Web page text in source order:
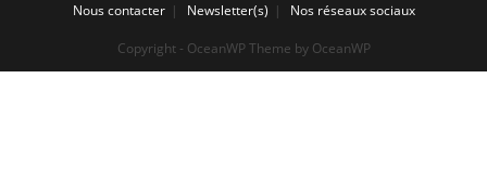
Nous contacter Newsletter(s) Nos réseaux sociaux
Copyright - OceanWP Theme by OceanWP